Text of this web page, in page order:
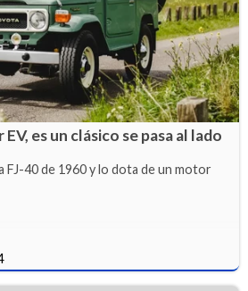
es un clásico se pasa al lado
40 de 1960 y lo dota de un motor